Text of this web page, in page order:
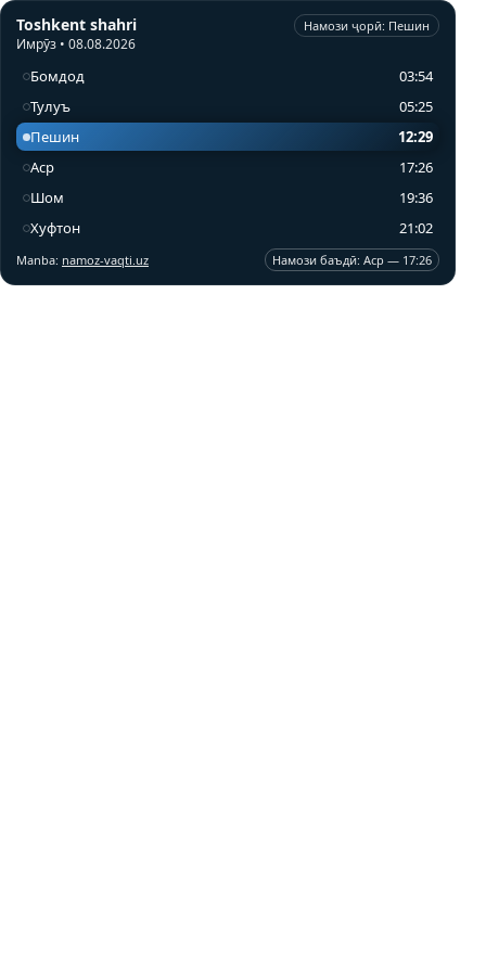
Toshkent shahri
Имрӯз • 08.08.2026
Намози ҷорӣ: Пешин
Бомдод
03:54
Тулуъ
05:25
Пешин
12:29
Аср
17:26
Шом
19:36
Хуфтон
21:02
Manba: namoz-vaqti.uz Намози баъдӣ: Аср — 17:26